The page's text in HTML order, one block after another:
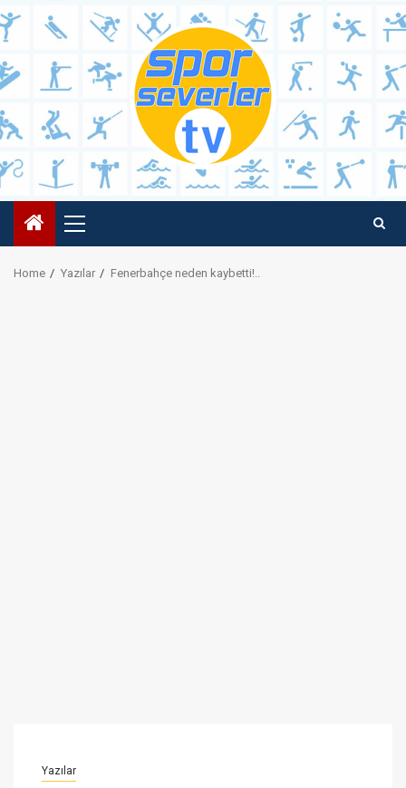
Skip
to
Primary
Menu
Home Yazılar Fenerbahçe neden kaybetti!..
Yazılar